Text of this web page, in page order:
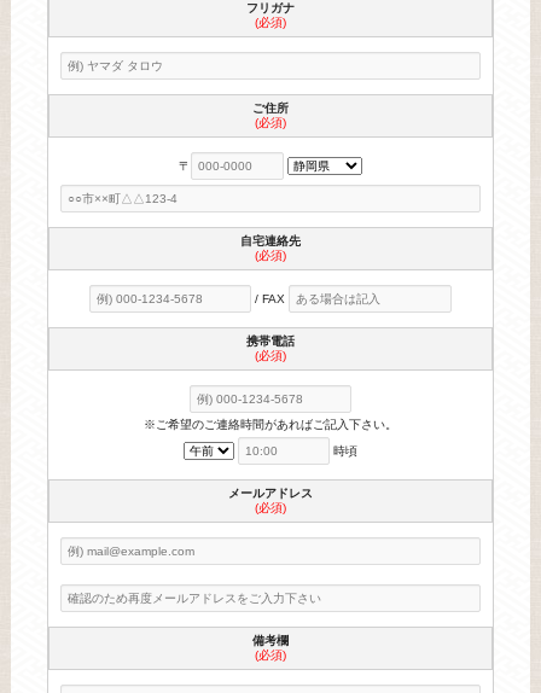
フリガナ
(必須)
ご住所
(必須)
〒
自宅連絡先
(必須)
/ FAX
携帯電話
(必須)
※ご希望のご連絡時間があればご記入下さい。
時頃
メールアドレス
(必須)
備考欄
(必須)